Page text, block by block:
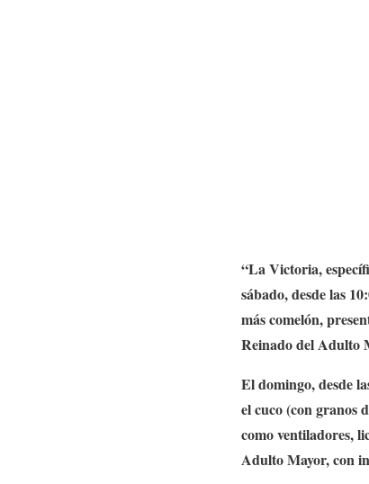
“La Victoria,
sábado, desde las
más comelón,
Reinado del Adulto
El domingo, desde
el cuco (con granos
como ventiladores,
Adulto Mayor, con